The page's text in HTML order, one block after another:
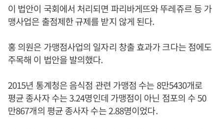
이 법안이 국회에서 처리되면 파리바게뜨와 뚜레쥬르 등 가
맹사업은 출점제한 규제를 받지 않게 된다.
홍 의원은 가맹점사업의 일자리 창출 효과가 크다는 점에도
주목해 이 법안을 발의했다.
2015년 통계청은 음식점 관련 가맹점 수는 8만5430개로
평균 종사자 수는 3.24명인데 가맹점이 아닌 점포의 수 50
만867개의 평균 종사자 수는 2.88명이었다.